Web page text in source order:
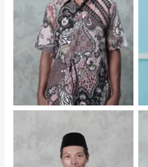
Dani Sardani – Staf